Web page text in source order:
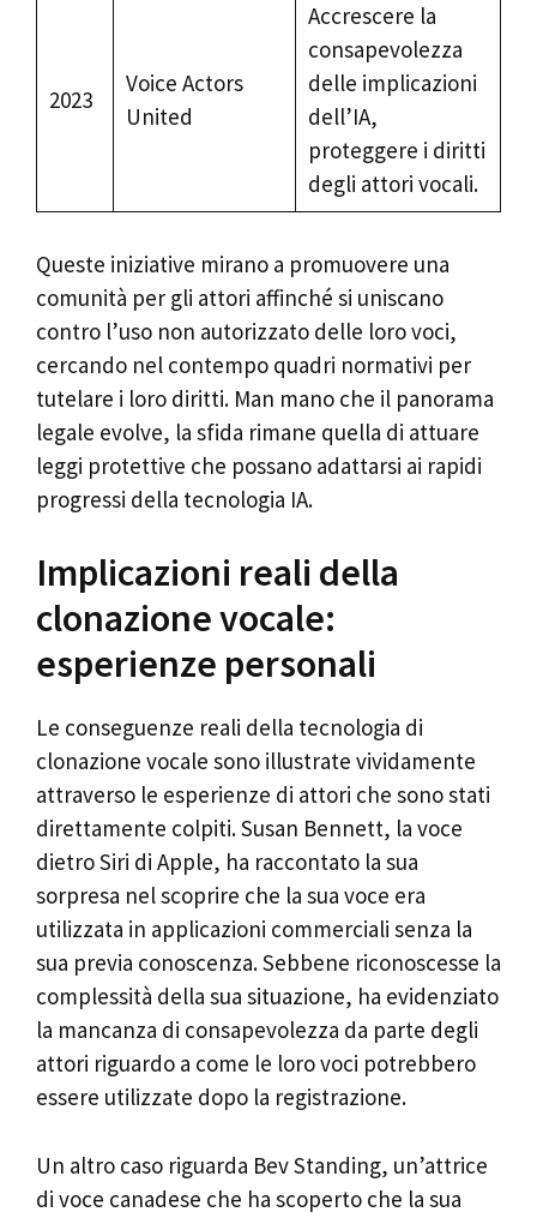
2023
Voice Actors
United
Accrescere la
consapevolezza
delle implicazioni
dell’IA,
proteggere i diritti
degli attori vocali.
Queste iniziative mirano a promuovere una
comunità per gli attori affinché si uniscano
contro l’uso non autorizzato delle loro voci,
cercando nel contempo quadri normativi per
tutelare i loro diritti. Man mano che il panorama
legale evolve, la sfida rimane quella di attuare
leggi protettive che possano adattarsi ai rapidi
progressi della tecnologia IA.
Implicazioni reali della
clonazione vocale:
esperienze personali
Le conseguenze reali della tecnologia di
clonazione vocale sono illustrate vividamente
attraverso le esperienze di attori che sono stati
direttamente colpiti. Susan Bennett, la voce
dietro Siri di Apple, ha raccontato la sua
sorpresa nel scoprire che la sua voce era
utilizzata in applicazioni commerciali senza la
sua previa conoscenza. Sebbene riconoscesse la
complessità della sua situazione, ha evidenziato
la mancanza di consapevolezza da parte degli
attori riguardo a come le loro voci potrebbero
essere utilizzate dopo la registrazione.
Un altro caso riguarda Bev Standing, un’attrice
di voce canadese che ha scoperto che la sua